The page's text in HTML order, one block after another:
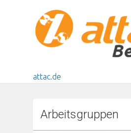
attac.de
Arbeitsgruppen